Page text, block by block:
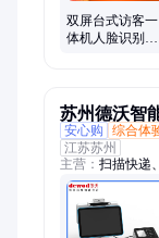
双屏台式访客一
体机人脸识别访
苏州德沃智
安心购
综合体
江苏苏州
主营： 扫描快递
机、收银机、
式蓝牙、扫描
能秤、出入库